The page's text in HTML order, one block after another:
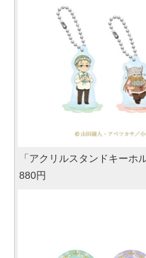
「アクリルスタンドキーホ
880円